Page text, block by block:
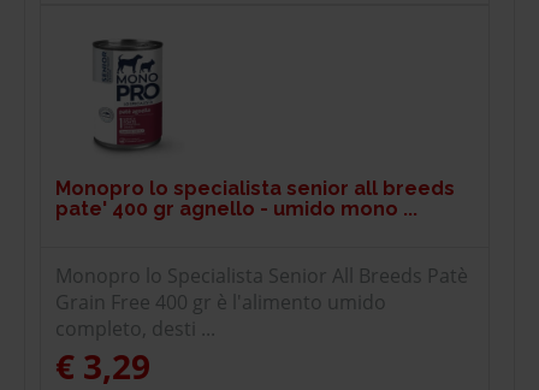
Monopro lo specialista senior all breeds
pate' 400 gr agnello - umido mono ...
Monopro lo Specialista Senior All Breeds Patè
Grain Free 400 gr è l'alimento umido
completo, desti ...
€ 3,29